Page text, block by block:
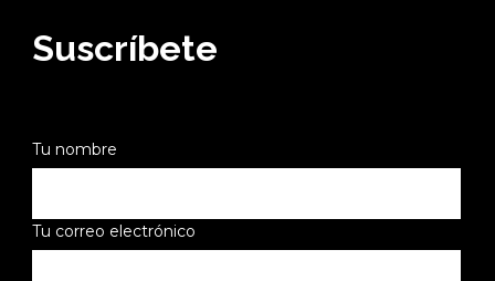
Suscríbete
Tu nombre
Tu correo electrónico